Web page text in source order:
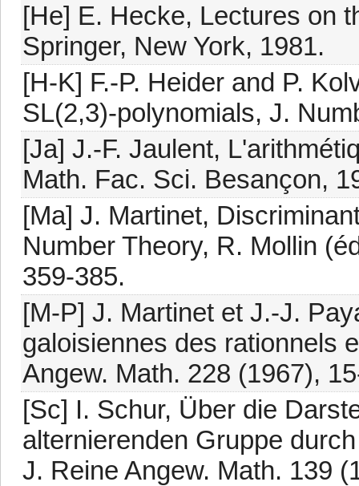
[He] E. Hecke, Lectures on
Springer, New York, 1981.
[H-K] F.-P. Heider and P.
SL(2,3)-polynomials, J.
[Ja] J.-F. Jaulent,
Math. Fac. Sci. Besançon,
[Ma] J. Martinet,
Number Theory, R. Mollin
359-385.
[M-P] J. Martinet et J.-J.
galoisiennes des rationnels
Angew. Math. 228 (1967),
[Sc] I. Schur, Über die
alternierenden Gruppe
J. Reine Angew. Math. 139